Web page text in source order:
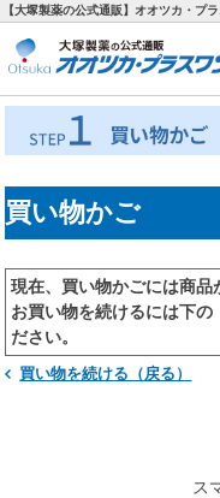
【大塚製薬の公式通販】オオツカ・プ
買い物かご
現在、買い物かごには商品
お買い物を続けるには下の
ださい。
買い物を続ける（戻る）
ス